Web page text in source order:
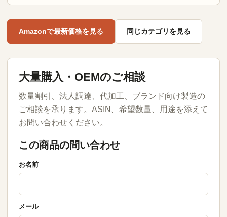
Amazonで最新価格を見る 同じカテゴリを見る
大量購入・OEMのご相談
数量割引、法人調達、代加工、ブランド向け製造の
ご相談を承ります。ASIN、希望数量、用途を添えて
お問い合わせください。
この商品の問い合わせ
お名前
メール